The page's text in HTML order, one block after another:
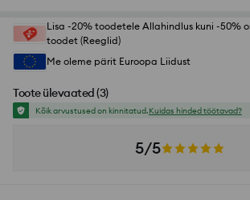
Lisa -20% toodetele Allahindlus kuni -50%
toodet (Reeglid)
Me oleme pärit Euroopa Liidust
Toote ülevaated (3)
Kõik arvustused on kinnitatud.Kuidas hinded töötavad?
5/5